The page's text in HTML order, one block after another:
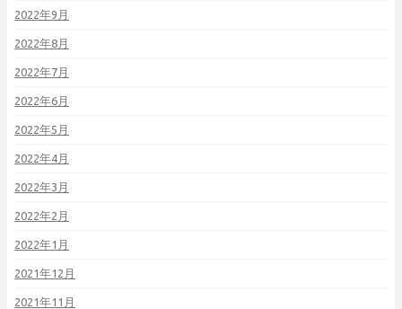
2022年9月
2022年8月
2022年7月
2022年6月
2022年5月
2022年4月
2022年3月
2022年2月
2022年1月
2021年12月
2021年11月